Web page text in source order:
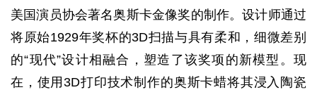
美国演员协会著名奥斯卡金像奖的制作。设计师通过
将原始1929年奖杯的3D扫描与具有柔和，细微差别
的“现代”设计相融合，塑造了该奖项的新模型。现
在，使用3D打印技术制作的奥斯卡蜡将其浸入陶瓷